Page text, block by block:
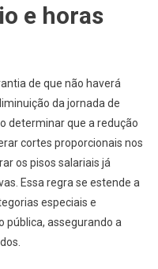
e horas
de que não haverá
da jornada de
determinar que a redução
cortes proporcionais nos
os pisos salariais já
Essa regra se estende a
especiais e
pública, assegurando a